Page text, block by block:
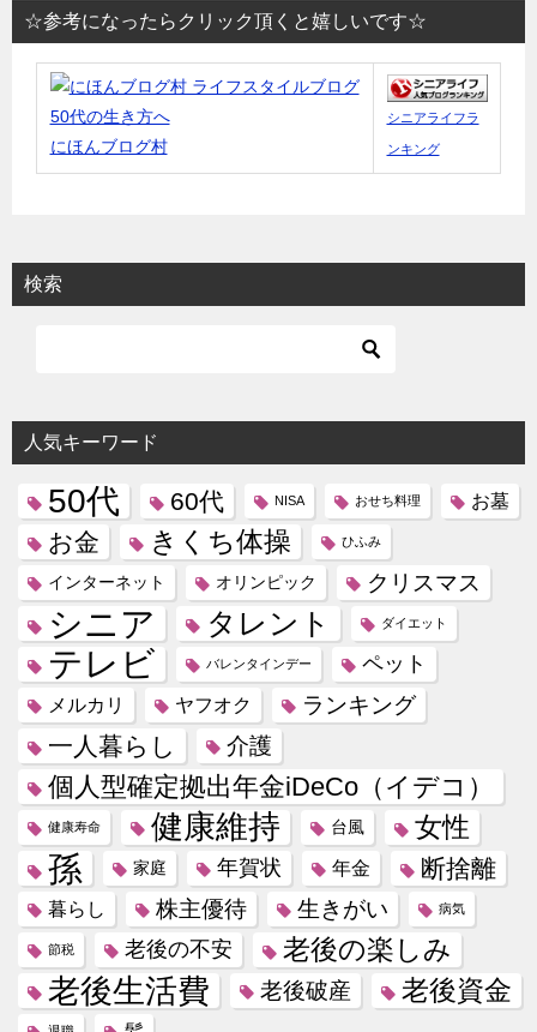
☆参考になったらクリック頂くと嬉しいです☆
にほんブログ村
シニアライフラ
ンキング
検索
人気キーワード
50代 60代 NISA おせち料理 お墓
お金 きくち体操 ひふみ
インターネット オリンピック クリスマス
シニア タレント ダイエット
テレビ バレンタインデー ペット
メルカリ ヤフオク ランキング
一人暮らし 介護
個人型確定拠出年金iDeCo（イデコ）
健康寿命 健康維持 台風 女性
孫 家庭 年賀状 年金 断捨離
暮らし 株主優待 生きがい 病気
節税 老後の不安 老後の楽しみ
老後生活費 老後破産 老後資金